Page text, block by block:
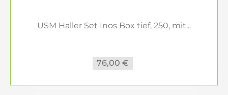
USM Haller Set Inos Box tief, 250, mit...
76,00 €